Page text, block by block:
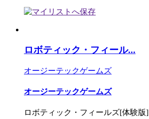
ロボティック・フィール...
オージーテックゲームズ
オージーテックゲームズ
ロボティック・フィールズ[体験版]